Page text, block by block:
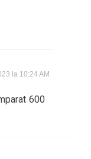
la 10:24 AM
600